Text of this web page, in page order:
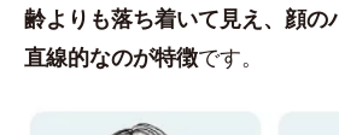
齢よりも落ち着いて見え、顔の
直線的なのが特徴です。